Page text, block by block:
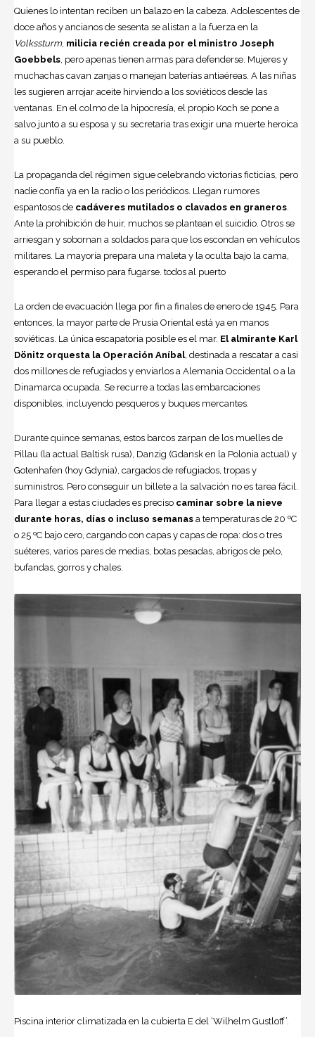
Quienes lo intentan reciben un balazo en la cabeza. Adolescentes de
doce años y ancianos de sesenta se alistan a la fuerza en la
Volkssturm, milicia recién creada por el ministro Joseph
Goebbels , pero apenas tienen armas para defenderse. Mujeres y
muchachas cavan zanjas o manejan baterías antiaéreas. A las niñas
les sugieren arrojar aceite hirviendo a los soviéticos desde las
ventanas. En el colmo de la hipocresía, el propio Koch se pone a
salvo junto a su esposa y su secretaria tras exigir una muerte heroica
a su pueblo.
La propaganda del régimen sigue celebrando victorias ficticias, pero
nadie confía ya en la radio o los periódicos. Llegan rumores
espantosos de cadáveres mutilados o clavados en graneros
Ante la prohibición de huir, muchos se plantean el suicidio. Otros se
arriesgan y sobornan a soldados para que los escondan en vehículos
militares. La mayoría prepara una maleta y la oculta bajo la cama,
esperando el permiso para fugarse. todos al puerto
La orden de evacuación llega por fin a finales de enero de 1945. Para
entonces, la mayor parte de Prusia Oriental está ya en manos
soviéticas. La única escapatoria posible es el mar. El almirante Karl
Dönitz orquesta la Operación Aníbal, destinada a rescatar a casi
dos millones de refugiados y enviarlos a Alemania Occidental o a la
Dinamarca ocupada. Se recurre a todas las embarcaciones
disponibles, incluyendo pesqueros y buques mercantes.
Durante quince semanas, estos barcos zarpan de los muelles de
Pillau (la actual Baltisk rusa), Danzig (Gdansk en la Polonia actual) y
Gotenhafen (hoy Gdynia), cargados de refugiados, tropas y
suministros. Pero conseguir un billete a la salvación no es tarea fácil.
Para llegar a estas ciudades es preciso caminar sobre la nieve
durante horas, días o incluso semanas a temperaturas de 20 ºC
o 25 ºC bajo cero, cargando con capas y capas de ropa: dos o tres
suéteres, varios pares de medias, botas pesadas, abrigos de pelo,
bufandas, gorros y chales.
Piscina interior climatizada en la cubierta E del ‘Wilhelm Gustloff’.